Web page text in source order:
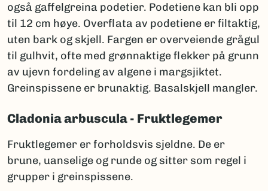
også gaffelgreina podetier. Podetiene kan bli opp
til 12 cm høye. Overflata av podetiene er filtaktig,
uten bark og skjell. Fargen er overveiende grågul
til gulhvit, ofte med grønnaktige flekker på grunn
av ujevn fordeling av algene i margsjiktet.
Greinspissene er brunaktig. Basalskjell mangler.
Cladonia arbuscula - Fruktlegemer
Fruktlegemer er forholdsvis sjeldne. De er
brune, uanselige og runde og sitter som regel i
grupper i greinspissene.